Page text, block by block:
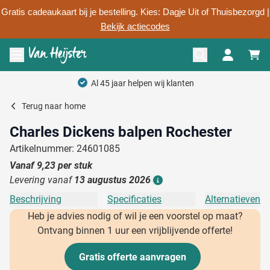
Gratis cadeaukaart bij je bestelling. Kies: Dagje Uit of Thuisbezorgd |
Bekijk actiecodes
Ga naar de inhoud
Menu openen
Al 45 jaar helpen wij klanten
Terug naar home
Charles Dickens balpen Rochester
Artikelnummer: 24601085
Vanaf 9,23 per stuk
Levering vanaf 13 augustus 2026
Beschrijving Specificaties
Alternatieven
Heb je advies nodig of wil je een voorstel op maat?
Ontvang binnen 1 uur een vrijblijvende offerte!
Gratis offerte aanvragen